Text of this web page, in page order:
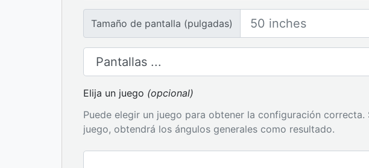
Tamaño de pantalla (pulgadas)
Número de pantallas
Elija un juego (opcional)
Puede elegir un juego para obtener la configuración correcta.
juego, obtendrá los ángulos generales como resultado.